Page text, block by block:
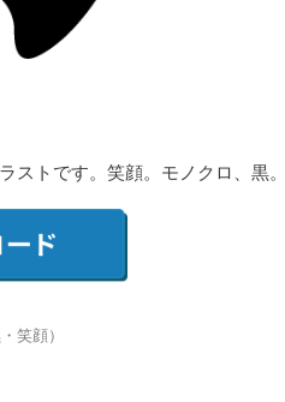
ストです。笑顔。モノクロ、黒。
笑顔）